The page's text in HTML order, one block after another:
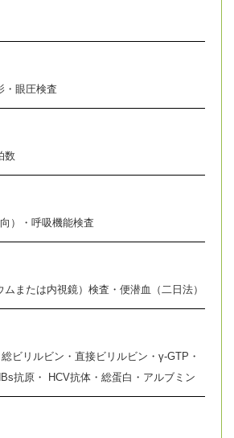
・眼圧検査
数
）・呼吸機能検査
ムまたは内視鏡）検査・便潜血（二日法）
ビリルビン・直接ビリルビン・γ-GTP・
抗原・ HCV抗体・総蛋白・アルブミン